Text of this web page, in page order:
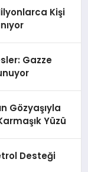
Kişi
Gazze
Gözyaşıyla
Yüzü
Desteği